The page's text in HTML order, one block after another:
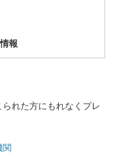
報